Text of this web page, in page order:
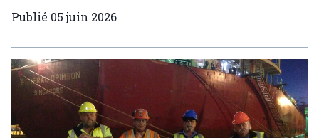
Publié 05 juin 2026